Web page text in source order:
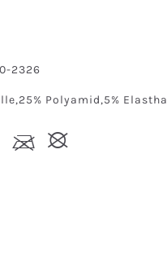
2326
Polyamid,5%
l#